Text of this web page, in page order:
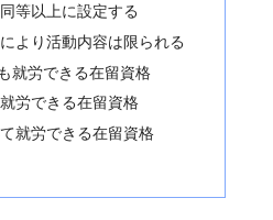
等以上に設定する
より活動内容は限られる
就労できる在留資格
労できる在留資格
就労できる在留資格